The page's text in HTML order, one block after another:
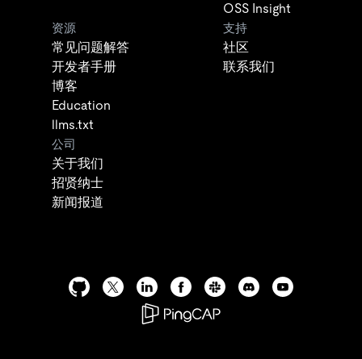
OSS Insight
资源
常见问题解答
开发者手册
博客
Education
llms.txt
支持
社区
联系我们
公司
关于我们
招贤纳士
新闻报道